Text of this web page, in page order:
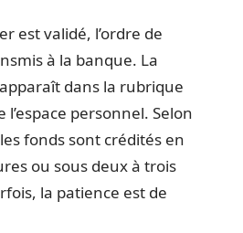
est validé, l’ordre de
à la banque. La
dans la rubrique
l’espace personnel. Selon
fonds sont crédités en
ou sous deux à trois
la patience est de